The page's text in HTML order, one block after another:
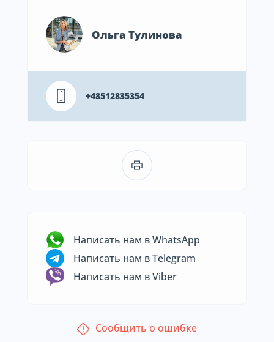
Ольга Тулинова
+48512835354
Написать нам в WhatsApp
Написать нам в Telegram
Написать нам в Viber
Сообщить о ошибке